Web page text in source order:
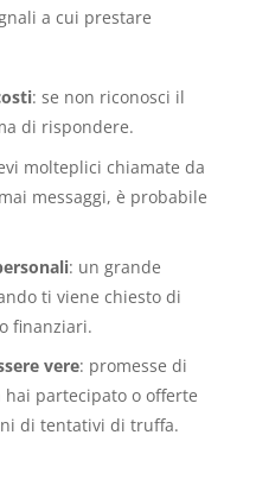
a cui prestare
: se non riconosci il
di rispondere.
molteplici chiamate da
messaggi, è probabile
: un grande
ti viene chiesto di
finanziari.
vere: promesse di
partecipato o offerte
di tentativi di truffa.